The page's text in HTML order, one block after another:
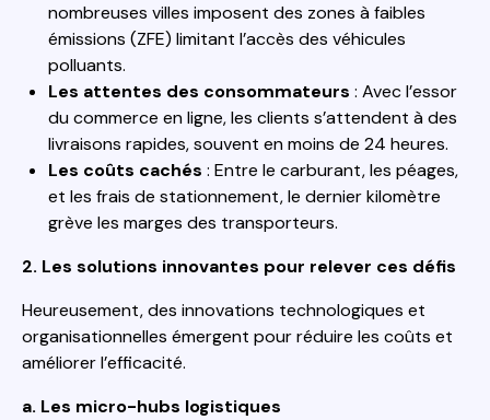
nombreuses villes imposent des zones à faibles
émissions (ZFE) limitant l’accès des véhicules
polluants.
Les attentes des consommateurs : Avec l’essor
du commerce en ligne, les clients s’attendent à des
livraisons rapides, souvent en moins de 24 heures.
Les coûts cachés : Entre le carburant, les péages,
et les frais de stationnement, le dernier kilomètre
grève les marges des transporteurs.
2. Les solutions innovantes pour relever ces défis
Heureusement, des innovations technologiques et
organisationnelles émergent pour réduire les coûts et
améliorer l’efficacité.
a. Les micro-hubs logistiques